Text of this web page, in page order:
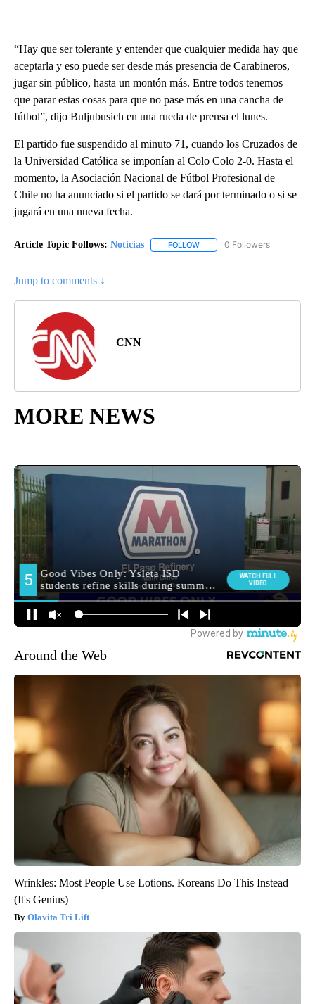
“Hay que ser tolerante y entender que cualquier medida hay que
aceptarla y eso puede ser desde más presencia de Carabineros,
jugar sin público, hasta un montón más. Entre todos tenemos
que parar estas cosas para que no pase más en una cancha de
fútbol”, dijo Buljubusich en una rueda de prensa el lunes.
El partido fue suspendido al minuto 71, cuando los Cruzados de
la Universidad Católica se imponían al Colo Colo 2-0. Hasta el
momento, la Asociación Nacional de Fútbol Profesional de
Chile no ha anunciado si el partido se dará por terminado o si se
jugará en una nueva fecha.
Article Topic Follows: Noticias FOLLOW FOLLOW "NOTICIAS" TO
0 Followers
Jump to comments ↓
CNN
MORE NEWS
Around the Web
Wrinkles: Most People Use Lotions. Koreans Do This Instead
(It's Genius)
Olavita Tri Lift